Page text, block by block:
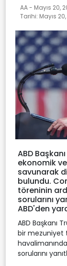
AA - Mayıs 20,
Tarihi: Mayıs
ABD
ekonomik
savunarak
bulundu.
töreninin
sorularını
ABD'den
ABD Başkanı
bir mezuniyet
sorularını